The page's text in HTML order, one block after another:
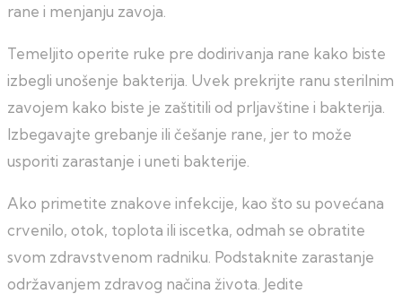
rane i menjanju zavoja.
Temeljito operite ruke pre dodirivanja rane kako biste
izbegli unošenje bakterija. Uvek prekrijte ranu sterilnim
zavojem kako biste je zaštitili od prljavštine i bakterija.
Izbegavajte grebanje ili češanje rane, jer to može
usporiti zarastanje i uneti bakterije.
Ako primetite znakove infekcije, kao što su povećana
crvenilo, otok, toplota ili iscetka, odmah se obratite
svom zdravstvenom radniku. Podstaknite zarastanje
održavanjem zdravog načina života. Jedite